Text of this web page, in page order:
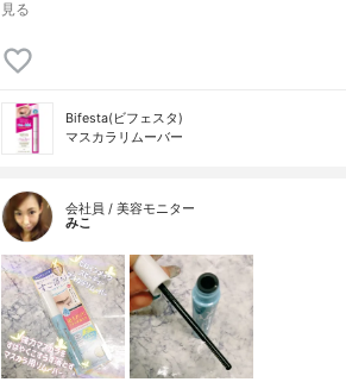
見る
Bifesta(ビフェスタ)
マスカラリムーバー
会社員 / 美容モニター
みこ